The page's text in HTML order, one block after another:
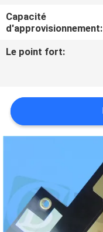
CONTRÔLE
DE
LA
NOUS
CONTACTER
CAS
Capacité
d'approvisionnement:
Le point fort: